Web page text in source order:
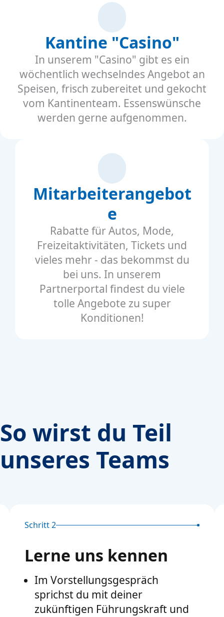
Kantine "Casino"
In unserem "Casino" gibt es ein
wöchentlich wechselndes Angebot an
Speisen, frisch zubereitet und gekocht
vom Kantinenteam. Essenswünsche
werden gerne aufgenommen.
Mitarbeiterangebot
e
Rabatte für Autos, Mode,
Freizeitaktivitäten, Tickets und
vieles mehr - das bekommst du
bei uns. In unserem
Partnerportal findest du viele
tolle Angebote zu super
Konditionen!
So wirst du Teil
unseres Teams
Schritt 2
Lerne uns kennen
Im Vorstellungsgespräch
sprichst du mit deiner
zukünftigen Führungskraft und